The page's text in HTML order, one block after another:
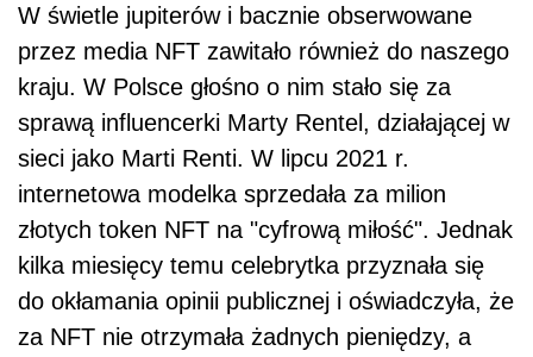
W świetle jupiterów i bacznie obserwowane
przez media NFT zawitało również do naszego
kraju. W Polsce głośno o nim stało się za
sprawą influencerki Marty Rentel, działającej w
sieci jako Marti Renti. W lipcu 2021 r.
internetowa modelka sprzedała za milion
złotych token NFT na "cyfrową miłość". Jednak
kilka miesięcy temu celebrytka przyznała się
do okłamania opinii publicznej i oświadczyła, że
za NFT nie otrzymała żadnych pieniędzy, a